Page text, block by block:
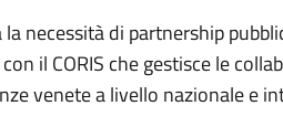
necessità di partnership
il CORIS che gestisce le
venete a livello nazionale e